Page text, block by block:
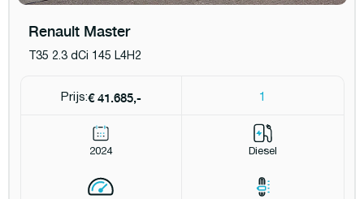
Renault Master
T35 2.3 dCi 145 L4H2
Prijs:€ 41.685,- 1
2024 Diesel